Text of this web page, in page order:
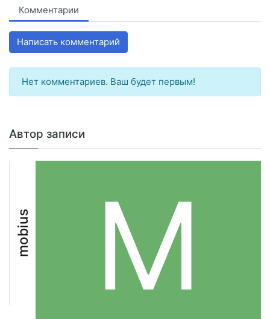
Комментарии
Написать комментарий
Нет комментариев. Ваш будет первым!
Автор записи
mobius M